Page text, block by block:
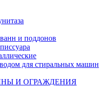
и поддонов
для стиральных машин
И ОГРАЖДЕНИЯ